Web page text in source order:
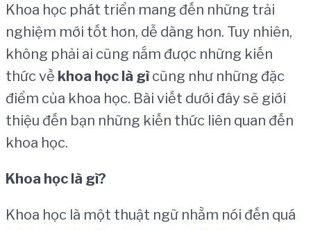
Khoa học phát triển mang đến những trải
nghiệm mới tốt hơn, dễ dàng hơn. Tuy nhiên,
không phải ai cũng nắm được những kiến
thức về khoa học là gìcũng như những đặc
điểm của khoa học. Bài viết dưới đây sẽ giới
thiệu đến bạn những kiến thức liên quan đến
khoa học.
Khoa học là gì?
Khoa học là một thuật ngữ nhằm nói đến quá